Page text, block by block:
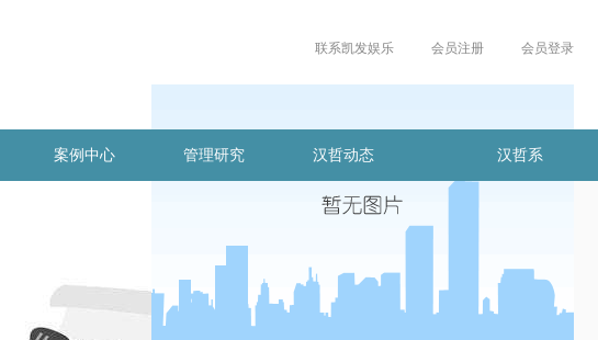
联系凯发娱乐
会员注册 会员登录
案例中心 管理研究 汉哲动态 汉哲系